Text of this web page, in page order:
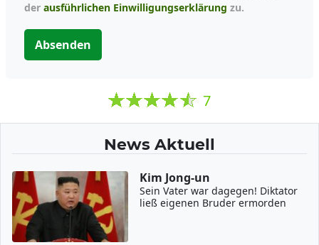
der ausführlichen Einwilligungserklärung zu.
Absenden
7
News Aktuell
Kim Jong-un
Sein Vater war dagegen! Diktator
ließ eigenen Bruder ermorden